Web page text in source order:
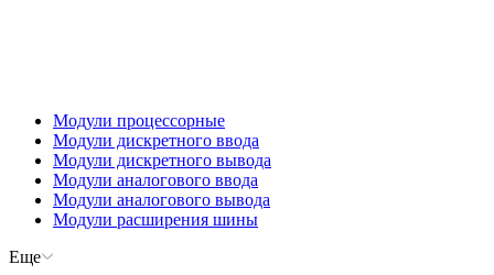
Модули процессорные
Модули дискретного ввода
Модули дискретного вывода
Модули аналогового ввода
Модули аналогового вывода
Модули расширения шины
Еще